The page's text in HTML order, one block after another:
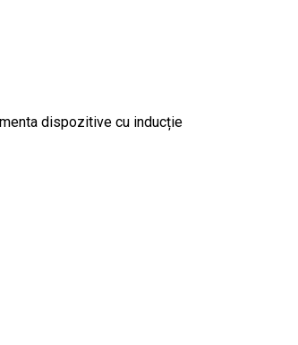
dispozitive cu inducție